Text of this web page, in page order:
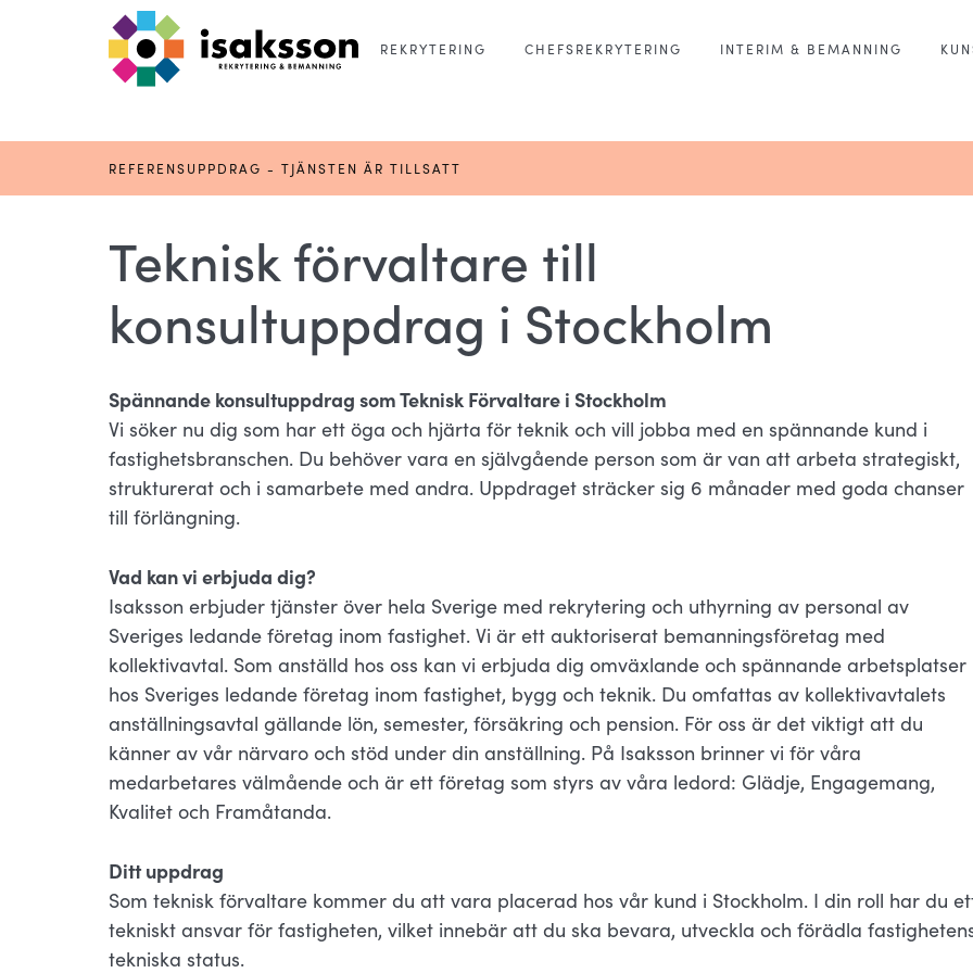
REKRYTERING CHEFSREKRYTERING INTERIM & BEMANNING
REFERENSUPPDRAG - TJÄNSTEN ÄR TILLSATT
Teknisk förvaltare till
konsultuppdrag i Stockholm
Spännande konsultuppdrag som Teknisk Förvaltare i Stockholm
Vi söker nu dig som har ett öga och hjärta för teknik och vill jobba med en spännande kund i
fastighetsbranschen. Du behöver vara en självgående person som är van att arbeta strategiskt,
strukturerat och i samarbete med andra. Uppdraget sträcker sig 6 månader med goda chanser
till förlängning.
Vad kan vi erbjuda dig?
Isaksson erbjuder tjänster över hela Sverige med rekrytering och uthyrning av personal av
Sveriges ledande företag inom fastighet. Vi är ett auktoriserat bemanningsföretag med
kollektivavtal. Som anställd hos oss kan vi erbjuda dig omväxlande och spännande arbetsplatser
hos Sveriges ledande företag inom fastighet, bygg och teknik. Du omfattas av kollektivavtalets
anställningsavtal gällande lön, semester, försäkring och pension. För oss är det viktigt att du
känner av vår närvaro och stöd under din anställning. På Isaksson brinner vi för våra
medarbetares välmående och är ett företag som styrs av våra ledord: Glädje, Engagemang,
Kvalitet och Framåtanda.
Ditt uppdrag
Som teknisk förvaltare kommer du att vara placerad hos vår kund i Stockholm. I din roll har du
tekniskt ansvar för fastigheten, vilket innebär att du ska bevara, utveckla och förädla
tekniska status.